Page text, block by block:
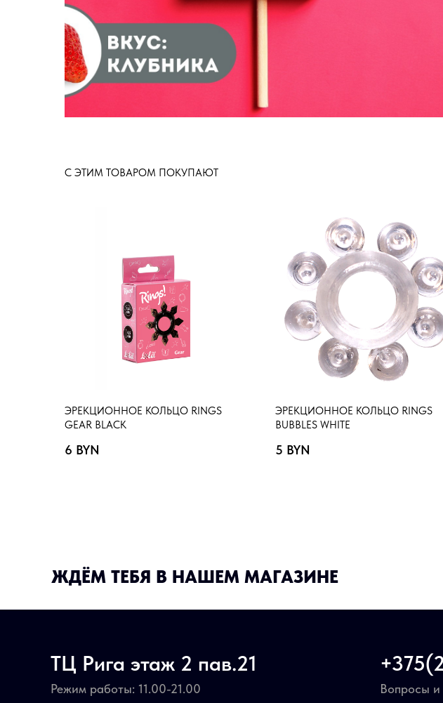
С ЭТИМ ТОВАРОМ ПОКУПАЮТ
ЭРЕКЦИОННОЕ КОЛЬЦО RINGS
GEAR BLACK
6 BYN
ЭРЕКЦИОННОЕ КОЛЬЦО RINGS
BUBBLES WHITE
5 BYN
ЖДЁМ ТЕБЯ В НАШЕМ МАГАЗИНЕ
ТЦ Рига этаж 2 пав.21
Режим работы: 11.00-21.00 Вопросы и